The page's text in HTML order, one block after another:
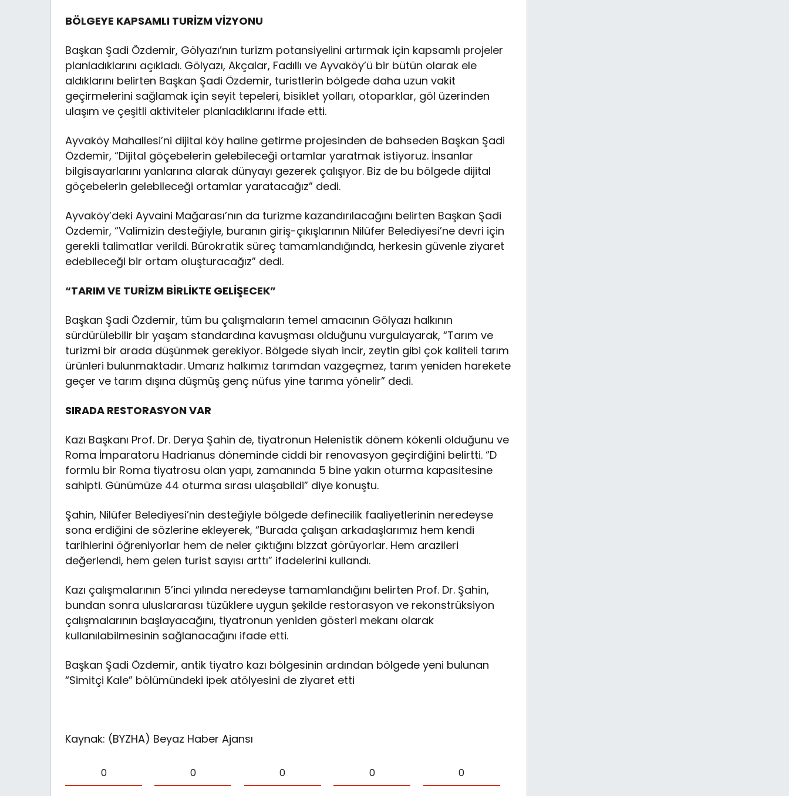
BÖLGEYE KAPSAMLI TURİZM VİZYONU
Başkan Şadi Özdemir, Gölyazı’nın turizm potansiyelini artırmak için kapsamlı projeler
planladıklarını açıkladı. Gölyazı, Akçalar, Fadıllı ve Ayvaköy’ü bir bütün olarak ele
aldıklarını belirten Başkan Şadi Özdemir, turistlerin bölgede daha uzun vakit
geçirmelerini sağlamak için seyit tepeleri, bisiklet yolları, otoparklar, göl üzerinden
ulaşım ve çeşitli aktiviteler planladıklarını ifade etti.
Ayvaköy Mahallesi’ni dijital köy haline getirme projesinden de bahseden Başkan Şadi
Özdemir, “Dijital göçebelerin gelebileceği ortamlar yaratmak istiyoruz. İnsanlar
bilgisayarlarını yanlarına alarak dünyayı gezerek çalışıyor. Biz de bu bölgede dijital
göçebelerin gelebileceği ortamlar yaratacağız” dedi.
Ayvaköy’deki Ayvaini Mağarası’nın da turizme kazandırılacağını belirten Başkan Şadi
Özdemir, “Valimizin desteğiyle, buranın giriş-çıkışlarının Nilüfer Belediyesi’ne devri için
gerekli talimatlar verildi. Bürokratik süreç tamamlandığında, herkesin güvenle ziyaret
edebileceği bir ortam oluşturacağız” dedi.
“TARIM VE TURİZM BİRLİKTE GELİŞECEK”
Başkan Şadi Özdemir, tüm bu çalışmaların temel amacının Gölyazı halkının
sürdürülebilir bir yaşam standardına kavuşması olduğunu vurgulayarak, “Tarım ve
turizmi bir arada düşünmek gerekiyor. Bölgede siyah incir, zeytin gibi çok kaliteli tarım
ürünleri bulunmaktadır. Umarız halkımız tarımdan vazgeçmez, tarım yeniden harekete
geçer ve tarım dışına düşmüş genç nüfus yine tarıma yönelir” dedi.
SIRADA RESTORASYON VAR
Kazı Başkanı Prof. Dr. Derya Şahin de, tiyatronun Helenistik dönem kökenli olduğunu ve
Roma İmparatoru Hadrianus döneminde ciddi bir renovasyon geçirdiğini belirtti. “D
formlu bir Roma tiyatrosu olan yapı, zamanında 5 bine yakın oturma kapasitesine
sahipti. Günümüze 44 oturma sırası ulaşabildi” diye konuştu.
Şahin, Nilüfer Belediyesi’nin desteğiyle bölgede definecilik faaliyetlerinin neredeyse
sona erdiğini de sözlerine ekleyerek, “Burada çalışan arkadaşlarımız hem kendi
tarihlerini öğreniyorlar hem de neler çıktığını bizzat görüyorlar. Hem arazileri
değerlendi, hem gelen turist sayısı arttı” ifadelerini kullandı.
Kazı çalışmalarının 5’inci yılında neredeyse tamamlandığını belirten Prof. Dr. Şahin,
bundan sonra uluslararası tüzüklere uygun şekilde restorasyon ve rekonstrüksiyon
çalışmalarının başlayacağını, tiyatronun yeniden gösteri mekanı olarak
kullanılabilmesinin sağlanacağını ifade etti.
Başkan Şadi Özdemir, antik tiyatro kazı bölgesinin ardından bölgede yeni bulunan
“Simitçi Kale” bölümündeki ipek atölyesini de ziyaret etti
Kaynak: (BYZHA) Beyaz Haber Ajansı
0 0 0 0 0